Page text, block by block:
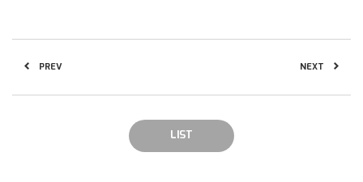
PREV NEXT
LIST